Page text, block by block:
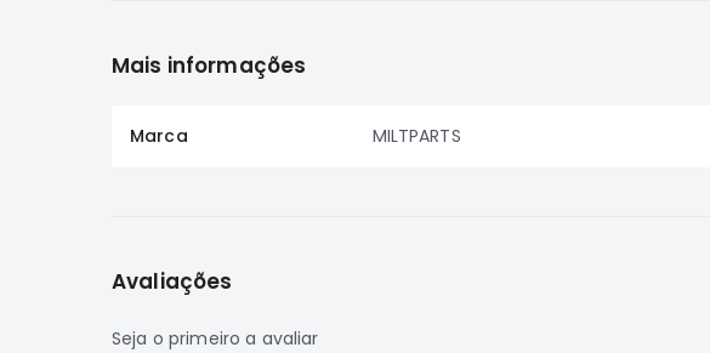
Mais informações
Marca MILTPARTS
Avaliações
Seja o primeiro a avaliar